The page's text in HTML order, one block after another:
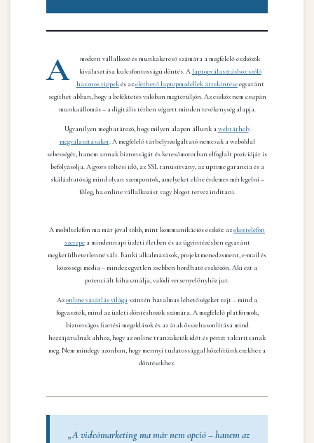
A
modern vállalkozó és munkakereső számára a megfelelő eszközök
kiválasztása kulcsfontosságú döntés. Alaptopválasztáshoz szóló
hasznos tippekés azelérhető laptopmodellek áttekintéseegyaránt
segíthet abban, hogy a befektetés valóban megtérüljön. Az eszköz nem csupán
munkaállomás – a digitális térben végzett minden tevékenység alapja.
Ugyanilyen meghatározó, hogy milyen alapon állunk awebtárhely
megválasztásakor. A megfelelő tárhelyszolgáltató nemcsak a weboldal
sebességét, hanem annak biztonságát és keresőmotorban elfoglalt pozícióját is
befolyásolja. A gyors töltési idő, az SSL tanúsítvány, az uptime garancia és a
skálázhatóság mind olyan szempontok, amelyeket előre érdemes mérlegelni –
főleg, ha online vállalkozást vagy blogot tervez indítani.
A mobiltelefon ma már jóval több, mint kommunikációs eszköz: azokostelefon
szerepea mindennapi üzleti életben és az ügyintézésben egyaránt
megkerülhetetlenné vált. Banki alkalmazások, projektmenedzsment, e-mail és
közösségi média – mindez egyetlen zsebben hordható eszközön. Aki ezt a
potenciált kihasználja, valódi versenyelőnyhöz jut.
Azonline vásárlás világa szintén hatalmas lehetőségeket rejt – mind a
fogyasztók, mind az üzleti döntéshozók számára. A megfelelő platformok,
biztonságos fizetési megoldások és az árak összehasonlítása mind
hozzájárulnak ahhoz, hogy az online tranzakciók időt és pénzt takarítsanak
meg. Nem mindegy azonban, hogy mennyi tudatossággal közelítünk ezekhez a
döntésekhez.
„A videómarketing ma már nem opció – hanem az